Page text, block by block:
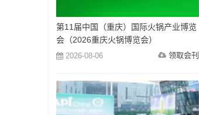
第11届中国（重庆）国际火锅产业博览
会（2026重庆火锅博览会）
2026-08-06 领取会刊